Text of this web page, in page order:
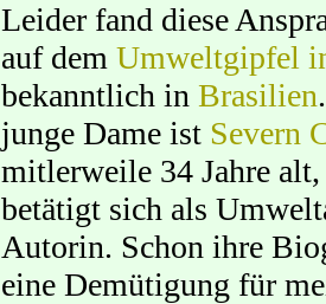
Leider fand diese
auf dem Umweltgipfel
bekanntlich in Brasilien
junge Dame ist Severn
mitlerweile 34 Jahre
betätigt sich als
Autorin. Schon ihre
eine Demütigung für